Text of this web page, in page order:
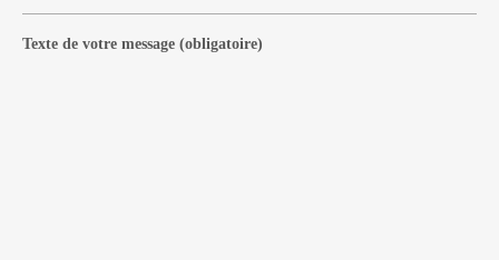
Texte de votre message (obligatoire)